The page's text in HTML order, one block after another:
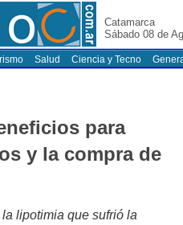
Catamarca
Sábado 08 de
Salud Ciencia y Tecno
para
y la compra de
lipotimia que sufrió la